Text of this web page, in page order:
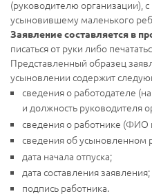
(руководителю организации),
усыновившему маленького
Заявление составляется в
писаться от руки либо
Представленный образец
усыновлении содержит
сведения о работодателе
и должность руководителя
сведения о работнике (ФИО
сведения об
дата начала отпуска;
дата составления заявления;
подпись работника.